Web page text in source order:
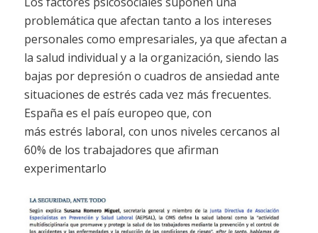
problemática que afectan tanto a los intereses
personales como empresariales, ya que afectan a
la salud individual y a la organización, siendo las
bajas por depresión o cuadros de ansiedad ante
situaciones de estrés cada vez más frecuentes.
España es el país europeo que, con
más estrés laboral, con unos niveles cercanos al
60% de los trabajadores que afirman
experimentarlo